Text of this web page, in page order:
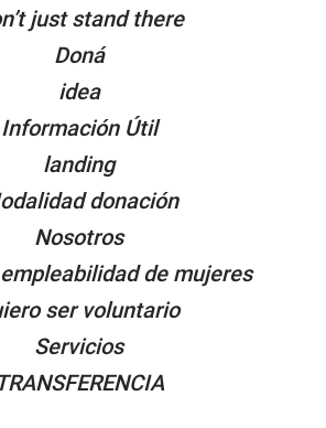
just stand there
Doná
idea
Información Útil
landing
donación
Nosotros
de mujeres
ser voluntario
Servicios